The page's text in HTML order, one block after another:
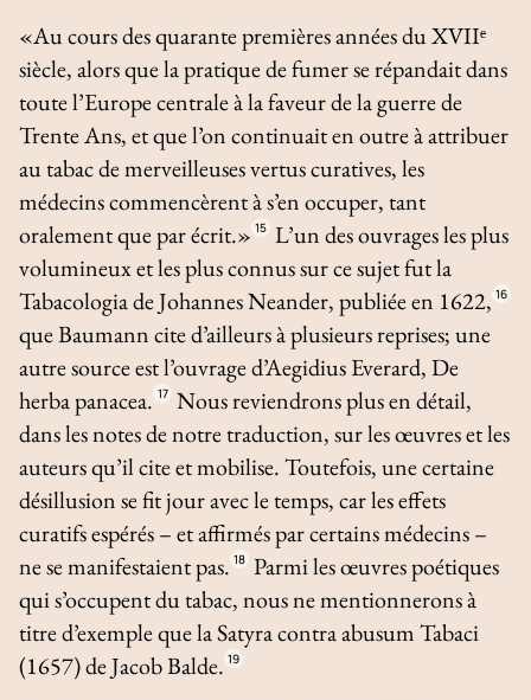
«Au cours des quarante premières années du XVIIᵉ
siècle, alors que la pratique de fumer se répandait dans
toute l’Europe centrale à la faveur de la guerre de
Trente Ans, et que l’on continuait en outre à attribuer
au tabac de merveilleuses vertus curatives, les
médecins commencèrent à s’en occuper, tant
oralement que par écrit.» 15 L’un des ouvrages les plus
volumineux et les plus connus sur ce sujet fut la
Tabacologiade Johannes Neander, publiée en 1622, 16
que Baumann cite d’ailleurs à plusieurs reprises; une
autre source est l’ouvrage d’Aegidius Everard,De
herba panacea. 17 Nous reviendrons plus en détail,
dans les notes de notre traduction, sur les œuvres et les
auteurs qu’il cite et mobilise. Toutefois, une certaine
désillusion se fit jour avec le temps, car les effets
curatifs espérés – et affirmés par certains médecins –
ne se manifestaient pas. 18 Parmi les œuvres poétiques
qui s’occupent du tabac, nous ne mentionnerons à
titre d’exemple que laSatyra contra abusum Tabaci
(1657) de Jacob Balde. 19